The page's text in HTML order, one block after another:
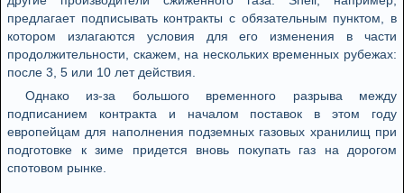
предлагает подписывать контракты с обязательным пунктом, в
котором излагаются условия для его изменения в части
продолжительности, скажем, на нескольких временных рубежах:
после 3, 5 или 10 лет действия.
Однако из-за большого временного разрыва между
подписанием контракта и началом поставок в этом году
европейцам для наполнения подземных газовых хранилищ при
подготовке к зиме придется вновь покупать газ на дорогом
спотовом рынке.